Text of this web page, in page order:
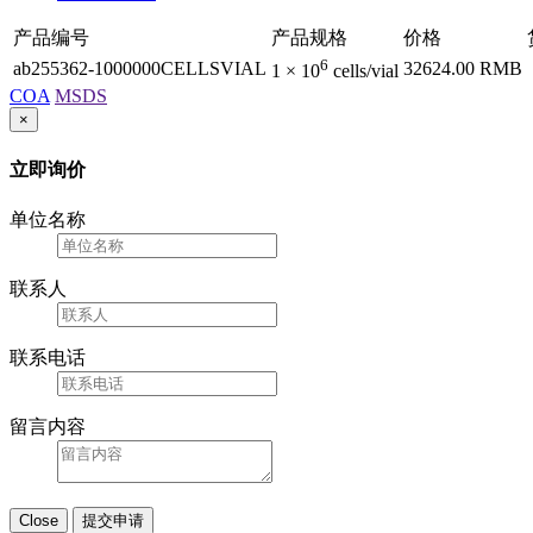
产品编号 产品规格 价格
ab255362-1000000CELLSVIAL 1 × 106 cells/vial 32624.00 RMB
COA MSDS
×
立即询价
单位名称
联系人
联系电话
留言内容
Close